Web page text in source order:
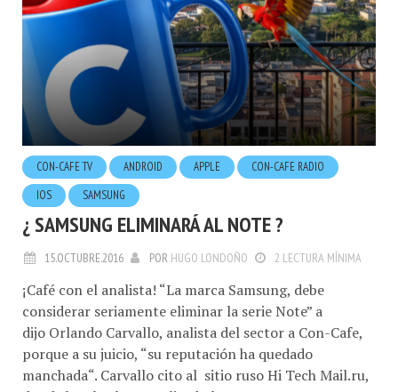
CON-CAFE TV ANDROID APPLE
CON-CAFE RADIO
IOS
SAMSUNG
¿ SAMSUNG ELIMINARÁ AL NOTE ?
15.OCTUBRE.2016 POR HUGO LONDOÑO 2 LECTURA MÍNIMA
¡Café con el analista! “La marca Samsung, debe
considerar seriamente eliminar la serie Note” a
dijo Orlando Carvallo, analista del sector a Con-Cafe,
porque a su juicio, “su reputación ha quedado
manchada“. Carvallo cito al sitio ruso Hi Tech Mail.ru,